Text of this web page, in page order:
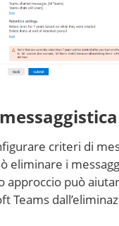
criteri di
eliminare i
approccio può
Teams